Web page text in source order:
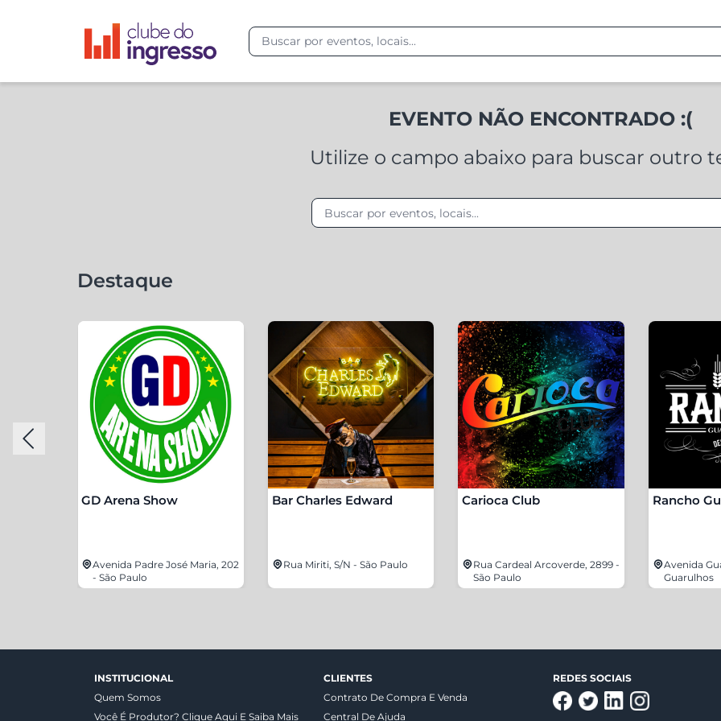
EVENTO NÃO ENCONTRADO :(
Utilize o campo abaixo para buscar outro
Destaque
GD Arena Show
Avenida Padre José Maria, 202
- São Paulo
Bar Charles Edward
Rua Miriti, S/N - São Paulo
Carioca Club
Rua Cardeal Arcoverde, 2899 -
São Paulo
Rancho
Avenida
Guarulhos
INSTITUCIONAL
Quem Somos
Você É Produtor? Clique Aqui E Saiba Mais
CLIENTES
Contrato De Compra E Venda
Central De Ajuda
REDES SOCIAIS